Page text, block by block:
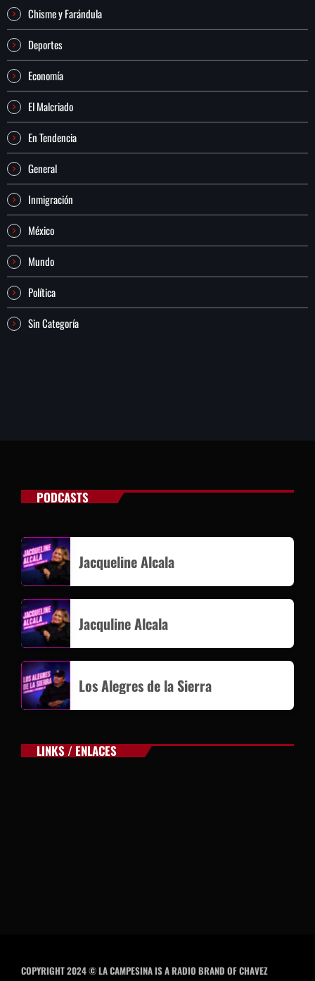
Chisme y Farándula
Deportes
Economía
El Malcriado
En Tendencia
General
Inmigración
México
Mundo
Política
Sin Categoría
PODCASTS
Jacqueline Alcala
Jacquline Alcala
Los Alegres de la Sierra
LINKS / ENLACES
COPYRIGHT 2024 © LA CAMPESINA IS A RADIO BRAND OF CHAVEZ